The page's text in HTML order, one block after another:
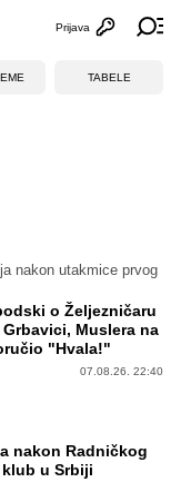
Otvori
Prijava
TABELE
nakon utakmice prvog
o Željezničaru
Muslera na
"Hvala!"
07.08.26. 22:40
nakon Radničkog
u Srbiji